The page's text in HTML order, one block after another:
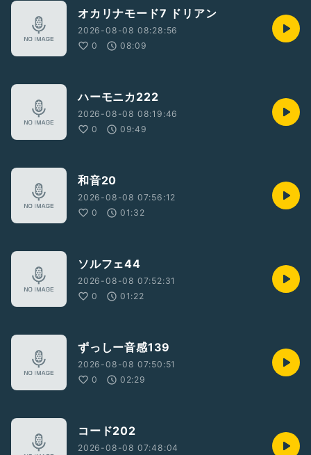
オカリナモード7 ドリアン
2026-08-08 08:28:56
0
08:09
ハーモニカ222
2026-08-08 08:19:46
0
09:49
和音20
2026-08-08 07:56:12
0
01:32
ソルフェ44
2026-08-08 07:52:31
0
01:22
ずっしー音感139
2026-08-08 07:50:51
0
02:29
コード202
2026-08-08 07:48:04